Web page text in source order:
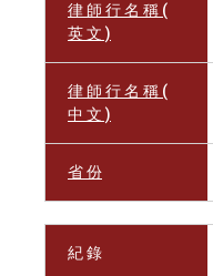
律 師 行 名 稱 (
英 文 )
律 師 行 名 稱 (
中 文 )
省 份
紀 錄